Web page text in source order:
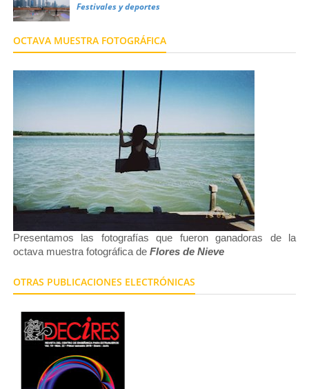
Festivales y deportes
OCTAVA MUESTRA FOTOGRÁFICA
Presentamos las fotografías que fueron ganadoras de la
octava muestra fotográfica de Flores de Nieve
OTRAS PUBLICACIONES ELECTRÓNICAS